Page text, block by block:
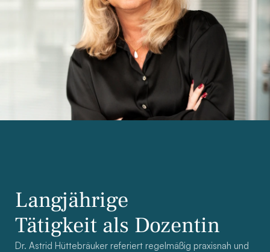
Langjährige
Tätigkeit als Dozentin
Dr. Astrid Hüttebräuker referiert regelmäßig praxisnah und